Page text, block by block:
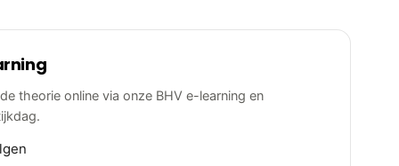
theorie online via onze BHV e-learning en